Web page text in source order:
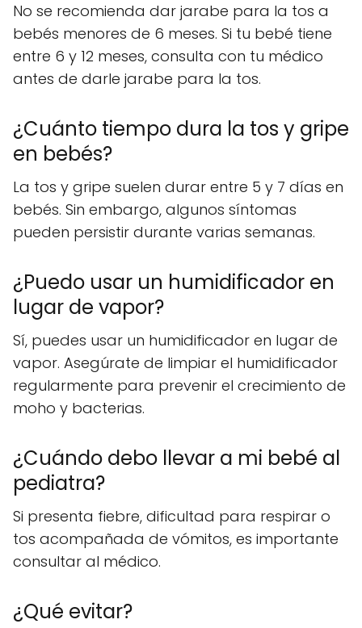
No se recomienda dar jarabe para la tos a
bebés menores de 6 meses. Si tu bebé tiene
entre 6 y 12 meses, consulta con tu médico
antes de darle jarabe para la tos.
¿Cuánto tiempo dura la tos y gripe
en bebés?
La tos y gripe suelen durar entre 5 y 7 días en
bebés. Sin embargo, algunos síntomas
pueden persistir durante varias semanas.
¿Puedo usar un humidificador en
lugar de vapor?
Sí, puedes usar un humidificador en lugar de
vapor. Asegúrate de limpiar el humidificador
regularmente para prevenir el crecimiento de
moho y bacterias.
¿Cuándo debo llevar a mi bebé al
pediatra?
Si presenta fiebre, dificultad para respirar o
tos acompañada de vómitos, es importante
consultar al médico.
¿Qué evitar?